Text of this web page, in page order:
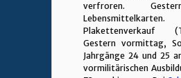
verfroren.
Plakettenverkauf
Gestern vormittag,
Jahrgänge 24 und 25
vormilitärischen